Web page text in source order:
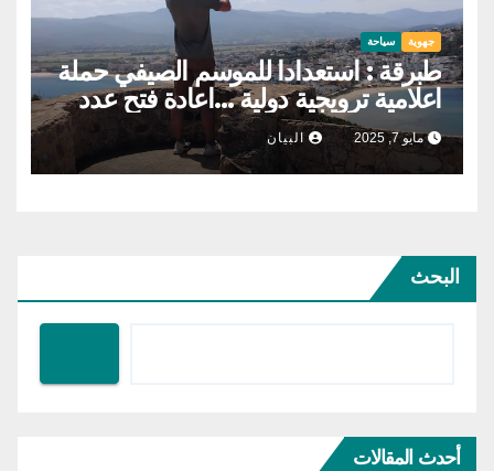
جهوية سياحة
طبرقة : استعدادا للموسم الصيفي حملة
اعلامية ترويجية دولية …اعادة فتح عدد
من النزل …واعادة الروح للمطار
مايو 7, 2025 البيان
البحث
أحدث المقالات